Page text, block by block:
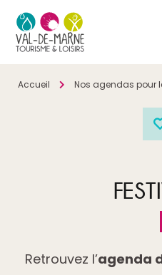
Accueil Nos agendas pour
Retrouvez l’agenda